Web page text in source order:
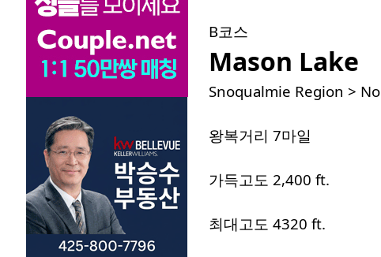
B코스
Mason Lake
Snoqualmie Region >
왕복거리 7마일
가득고도 2,400 ft.
최대고도 4320 ft.